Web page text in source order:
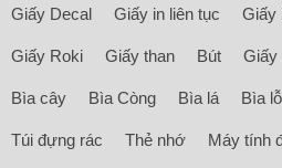
Giấy Decal Giấy in liên tục Giấy
Giấy Roki Giấy than Bút Giấy
Bìa cây Bìa Còng Bìa lá Bìa lỗ
Túi đựng rác Thẻ nhớ Máy tính